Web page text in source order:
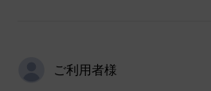
ご利用者様